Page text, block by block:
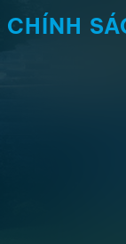
CHÍNH